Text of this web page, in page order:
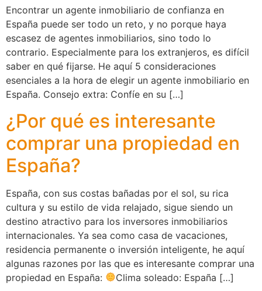
Encontrar un agente inmobiliario de confianza en
España puede ser todo un reto, y no porque haya
escasez de agentes inmobiliarios, sino todo lo
contrario. Especialmente para los extranjeros, es difícil
saber en qué fijarse. He aquí 5 consideraciones
esenciales a la hora de elegir un agente inmobiliario en
España. Consejo extra: Confíe en su […]
¿Por qué es interesante
comprar una propiedad en
España?
España, con sus costas bañadas por el sol, su rica
cultura y su estilo de vida relajado, sigue siendo un
destino atractivo para los inversores inmobiliarios
internacionales. Ya sea como casa de vacaciones,
residencia permanente o inversión inteligente, he aquí
algunas razones por las que es interesante comprar una
propiedad en España:
Clima soleado: España […]